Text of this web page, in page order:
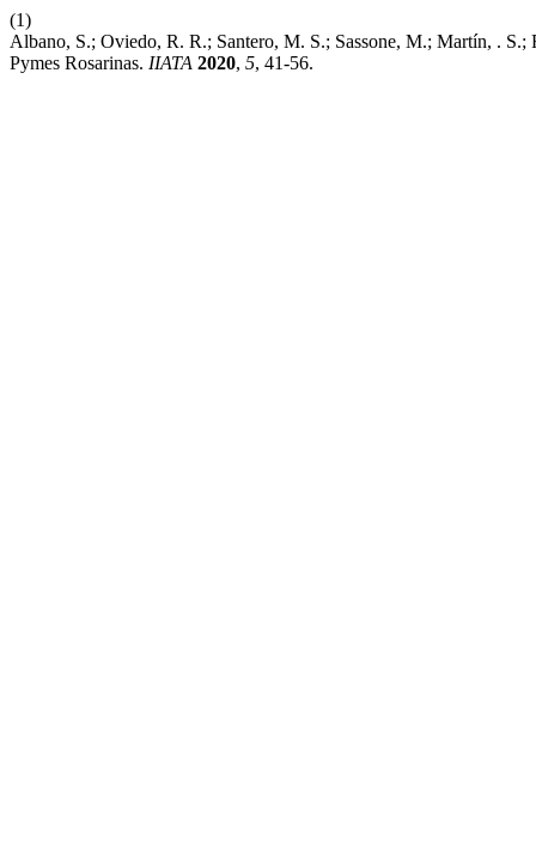
(1)
Albano, S.; Oviedo, R. R.; Santero, M. S.; Sassone, M.; Martín, .
Pymes Rosarinas. IIATA 2020, 5, 41-56.